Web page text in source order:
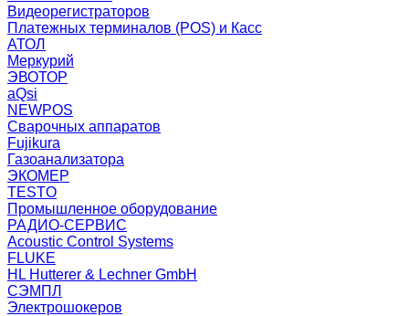
Видеорегистраторов
Платежных терминалов (POS) и Касс
АТОЛ
Меркурий
ЭВОТОР
aQsi
NEWPOS
Сварочных аппаратов
Fujikura
Газоанализатора
ЭКОМЕР
TESTO
Промышленное оборудование
РАДИО-СЕРВИС
Acoustic Control Systems
FLUKE
HL Hutterer & Lechner GmbH
СЭМПЛ
Электрошокеров